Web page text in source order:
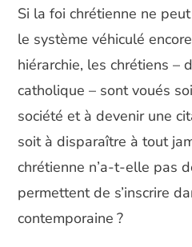
Si la foi chrétienne ne
le système véhiculé
hiérarchie, les chrétiens –
catholique – sont voués
société et à devenir une
soit à disparaître à tout
chrétienne n’a-t-elle pas
permettent de s’inscrire
contemporaine ?